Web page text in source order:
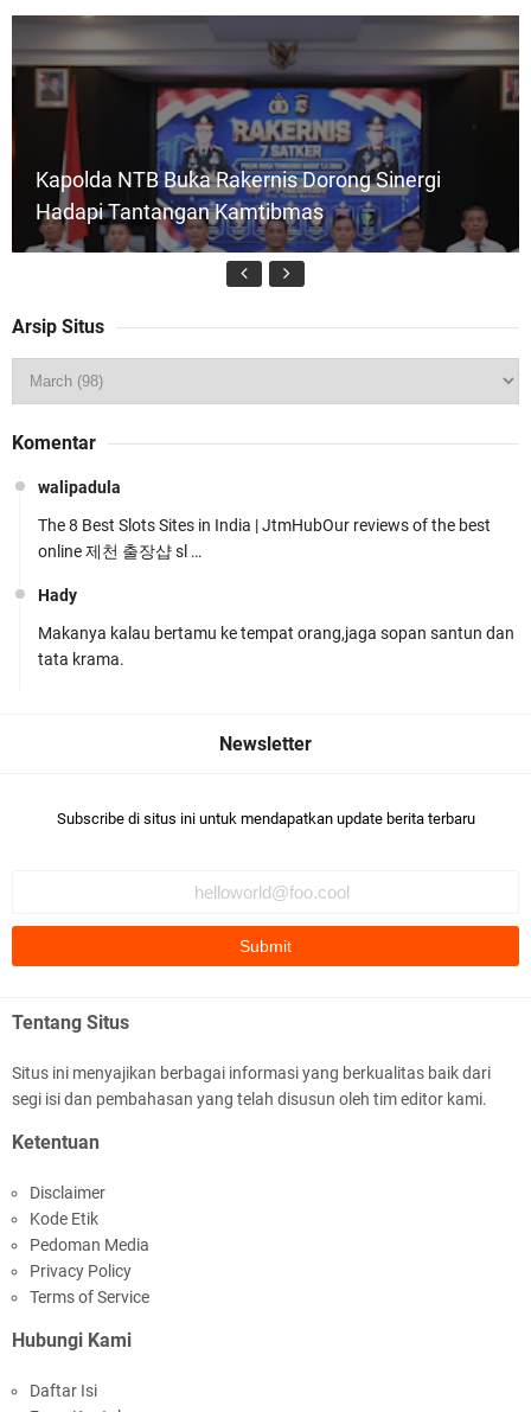
Kapolda NTB Buka Rakernis Dorong Sinergi
Hadapi Tantangan Kamtibmas
Pelajar SMPN 1 Gerung
Polda NTB Apresiasi BKTM Lelede Sampaikan
Jelang HUT RI Ke_81 LPKA Lombok Tengah
Gelar Apel Pembukaan PORSENAP
Gelar Apel Siaga Kamtibmas Serentak
Arsip Situs
Komentar
walipadula
The 8 Best Slots Sites in India | JtmHubOur reviews of the best
online 제천 출장샵 sl …
Hady
Makanya kalau bertamu ke tempat orang,jaga sopan santun dan
tata krama.
Subscribe di situs ini untuk mendapatkan update berita terbaru
Tentang Situs
Situs ini menyajikan berbagai informasi yang berkualitas baik dari
segi isi dan pembahasan yang telah disusun oleh tim editor kami.
Ketentuan
Disclaimer
Kode Etik
Pedoman Media
Privacy Policy
Terms of Service
Hubungi Kami
Daftar Isi